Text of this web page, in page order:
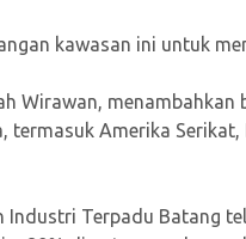
kawasan ini untuk
Wirawan,
Amerika
Industri Terpadu Batang